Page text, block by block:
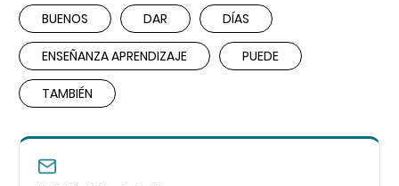
BUENOS DAR DÍAS
ENSEÑANZA APRENDIZAJE PUEDE
TAMBIÉN